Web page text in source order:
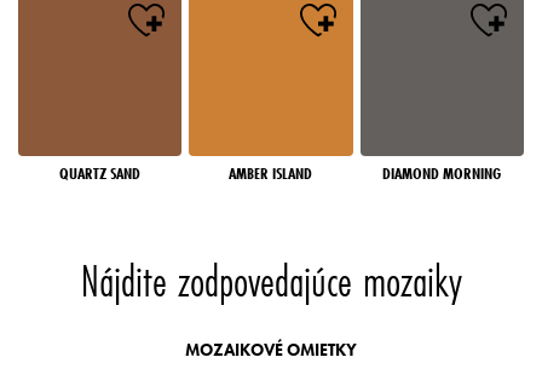
QUARTZ SAND AMBER ISLAND DIAMOND MORNING
Nájdite zodpovedajúce mozaiky
MOZAIKOVÉ OMIETKY